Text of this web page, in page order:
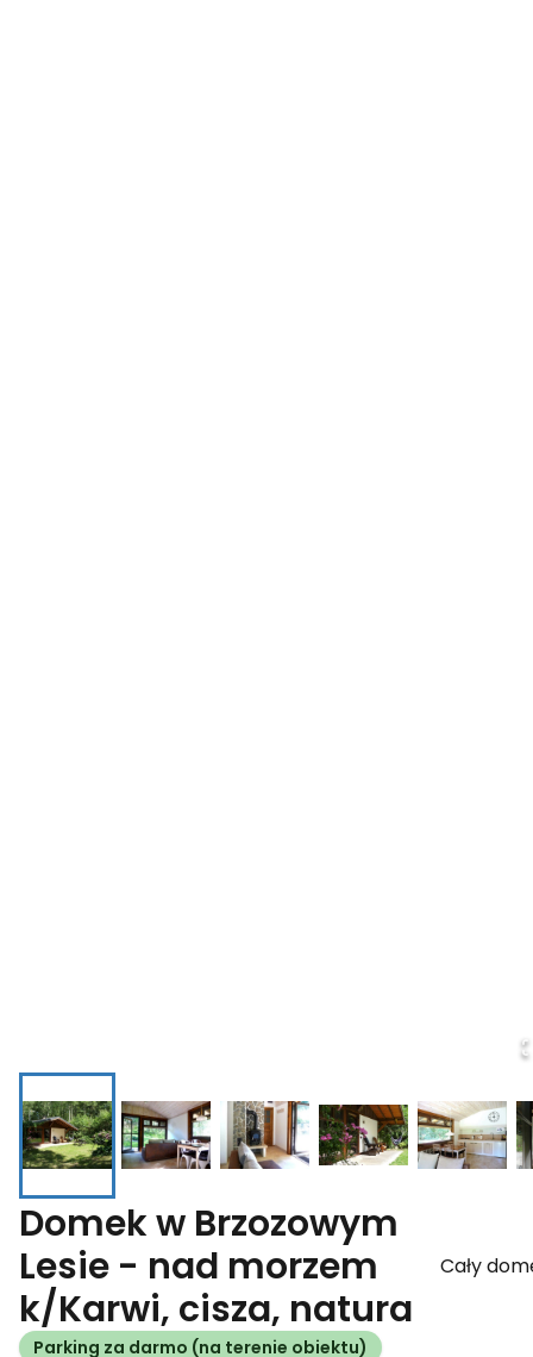
Domek w Brzozowym
Lesie - nad morzem
k/Karwi, cisza, natura
Cały
Parking za darmo (na terenie obiektu)